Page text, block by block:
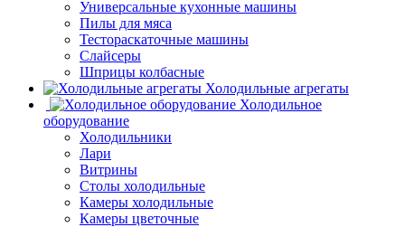
Универсальные кухонные машины
Пилы для мяса
Тестораскаточные машины
Слайсеры
Шприцы колбасные
Холодильные агрегаты
Холодильное
оборудование
Холодильники
Лари
Витрины
Столы холодильные
Камеры холодильные
Камеры цветочные